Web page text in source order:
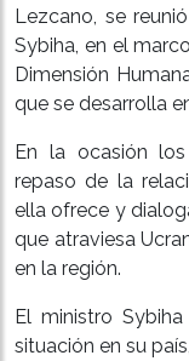
Lezcano, se
Sybiha, en el
Dimensión
que se desarrolla
En la ocasión
repaso de la
ella ofrece y
que atraviesa
en la región.
El ministro
situación en su